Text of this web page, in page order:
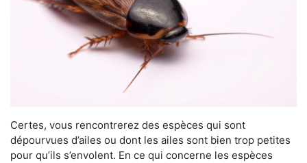
Certes, vous rencontrerez des espèces qui sont
dépourvues d’ailes ou dont les ailes sont bien trop petites
pour qu’ils s’envolent. En ce qui concerne les espèces